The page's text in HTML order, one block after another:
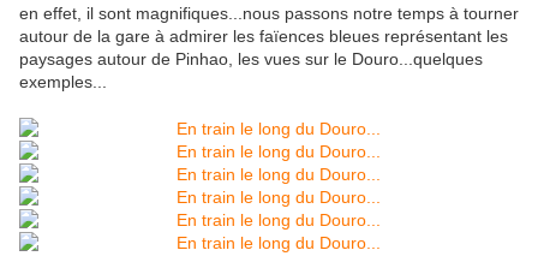
en effet, il sont magnifiques...nous passons notre temps à tourner
autour de la gare à admirer les faïences bleues représentant les
paysages autour de Pinhao, les vues sur le Douro...quelques
exemples...